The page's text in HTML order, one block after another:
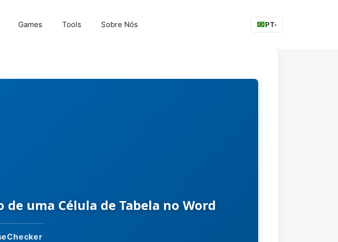
Games Tools Sobre Nós PT▾
uma Célula de Tabela no Word